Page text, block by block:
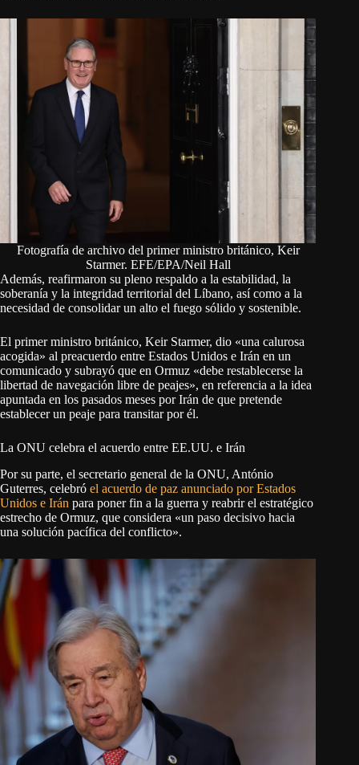
Fotografía de archivo del primer ministro británico, Keir
Starmer. EFE/EPA/Neil Hall
Además, reafirmaron su pleno respaldo a la estabilidad, la
soberanía y la integridad territorial del Líbano, así como a la
necesidad de consolidar un alto el fuego sólido y sostenible.
El primer ministro británico, Keir Starmer, dio «una calurosa
acogida» al preacuerdo entre Estados Unidos e Irán en un
comunicado y subrayó que en Ormuz «debe restablecerse la
libertad de navegación libre de peajes», en referencia a la idea
apuntada en los pasados meses por Irán de que pretende
establecer un peaje para transitar por él.
La ONU celebra el acuerdo entre EE.UU. e Irán
Por su parte, el secretario general de la ONU, António
Guterres, celebró el acuerdo de paz anunciado por Estados
Unidos e Irán para poner fin a la guerra y reabrir el estratégico
estrecho de Ormuz, que considera «un paso decisivo hacia
una solución pacífica del conflicto».